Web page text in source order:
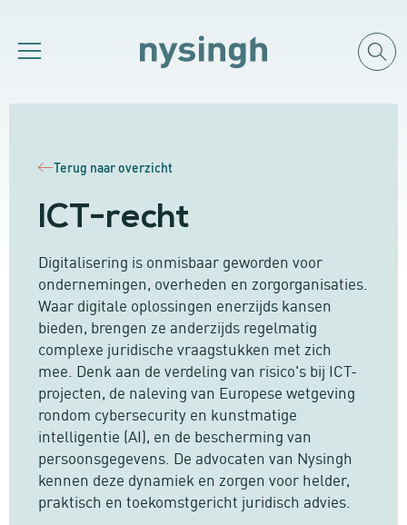
Terug naar overzicht
ICT-recht
Digitalisering is onmisbaar geworden voor
ondernemingen, overheden en zorgorganisaties.
Waar digitale oplossingen enerzijds kansen
bieden, brengen ze anderzijds regelmatig
complexe juridische vraagstukken met zich
mee. Denk aan de verdeling van risico's bij ICT-
projecten, de naleving van Europese wetgeving
rondom cybersecurity en kunstmatige
intelligentie (AI), en de bescherming van
persoonsgegevens. De advocaten van Nysingh
kennen deze dynamiek en zorgen voor helder,
praktisch en toekomstgericht juridisch advies.